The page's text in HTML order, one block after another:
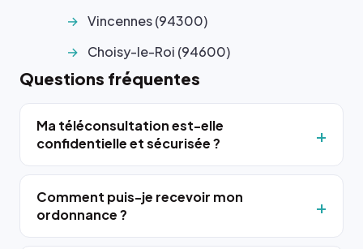
Vincennes (94300)
Choisy-le-Roi (94600)
Questions fréquentes
Ma téléconsultation est-elle
confidentielle et sécurisée ?
Comment puis-je recevoir mon
ordonnance ?